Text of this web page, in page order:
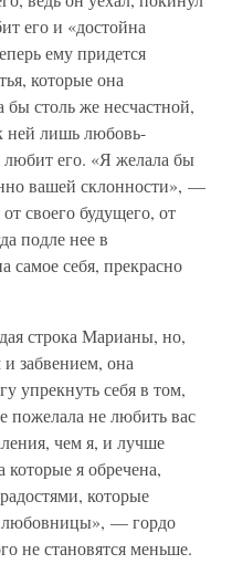
его и «достойна
ему придется
которые она
столь же несчастной,
ней лишь любовь-
любит его. «Я желала бы
вашей склонности», —
своего будущего, от
подле нее в
себя, прекрасно
строка Марианы, но,
забвением, она
упрекнуть себя в том,
пожелала не любить вас
чем я, и лучше
которые я обречена,
которые
любовницы», — гордо
не становятся меньше.